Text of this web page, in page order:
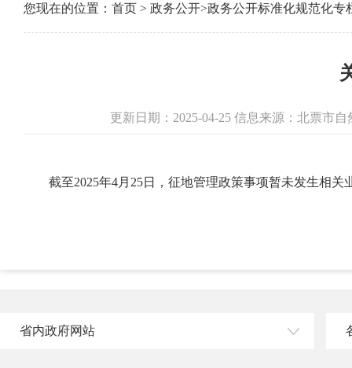
您现在的位置： 首页 > 政务公开>政务公开标准化规范化专
更新日期：2025-04-25 信息来源：北票市
截至2025年4月25日，征地管理政策事项暂未发生相
省内政府网站